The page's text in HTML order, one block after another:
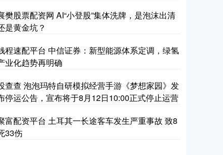
樊股票配资网 AI“小登股”集体洗牌，是泡沫出清
是黄金坑？
程速配平台 中信证券：新型能源体系定调，绿氢
业化趋势再明确
查查 泡泡玛特自研模拟经营手游《梦想家园》发
停运公告，宣布将于8月12日10:00正式停止运营
富配资平台 土耳其一长途客车发生严重事故 致8
33伤